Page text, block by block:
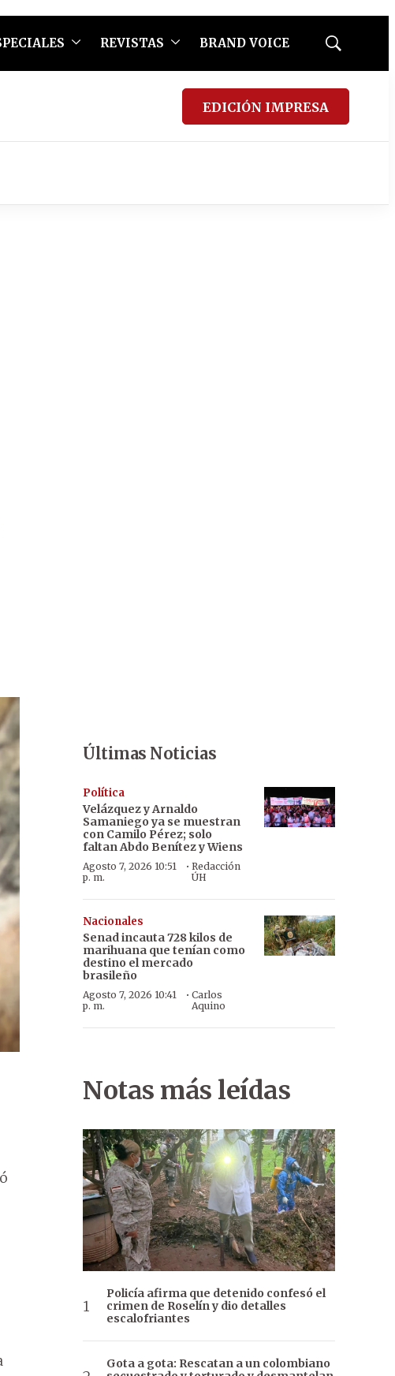
REVISTAS BRAND VOICE
Mostrar
EDICIÓN IMPRESA
Últimas Noticias
Política
Velázquez y Arnaldo
Samaniego ya se muestran
con Camilo Pérez; solo
faltan Abdo Benítez y Wiens
Agosto 7, 2026 10:51
p. m.
·Redacción
ÚH
Nacionales
Senad incauta 728 kilos de
marihuana que tenían como
destino el mercado
brasileño
Agosto 7, 2026 10:41
p. m.
· Carlos
Aquino
Notas más leídas
Policía afirma que detenido confesó el
crimen de Roselín y dio detalles
escalofriantes
Gota a gota: Rescatan a un colombiano